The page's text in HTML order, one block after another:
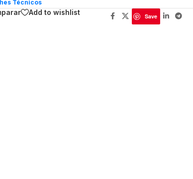
Técnicos
Add to wishlist Save